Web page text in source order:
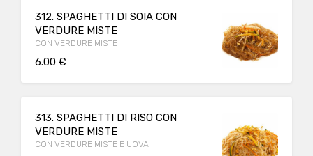
312. SPAGHETTI DI SOIA CON
VERDURE MISTE
CON VERDURE MISTE
6.00 €
313. SPAGHETTI DI RISO CON
VERDURE MISTE
CON VERDURE MISTE E UOVA